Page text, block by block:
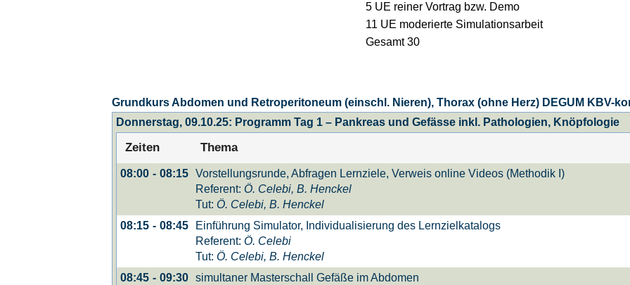
5 UE reiner Vortrag bzw. Demo
11 UE moderierte Simulationsarbeit
Gesamt 30
Grundkurs Abdomen und Retroperitoneum (einschl. Nieren), Thorax (ohne Herz) DEGUM KBV-
Donnerstag, 09.10.25: Programm Tag 1 – Pankreas und Gefässe inkl. Pathologien, Knöpfologie
Zeiten Thema
08:00 - 08:15 Vorstellungsrunde, Abfragen Lernziele, Verweis online Videos (Methodik I)
Referent: Ö. Celebi, B. Henckel
Tut: Ö. Celebi, B. Henckel
08:15 - 08:45
Einführung Simulator, Individualisierung des Lernzielkatalogs
Referent:Ö. Celebi
Tut:Ö. Celebi, B. Henckel
08:45 - 09:30 simultaner Masterschall Gefäße im Abdomen